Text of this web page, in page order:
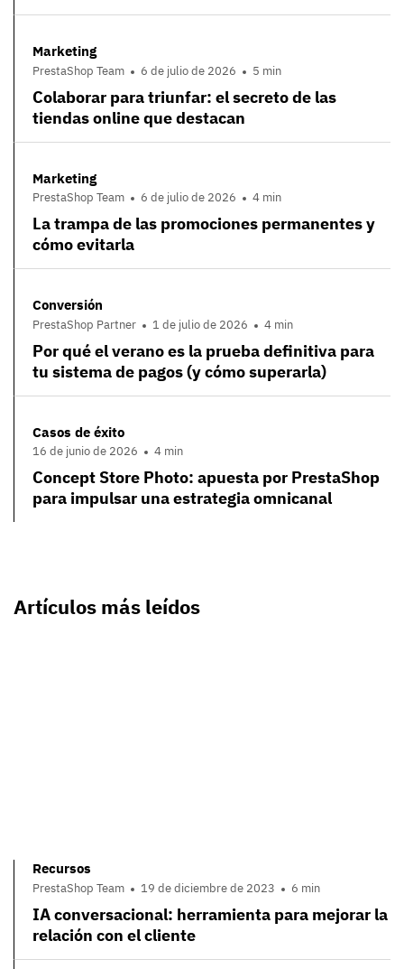
Marketing
PrestaShop Team 6 de julio de 2026 5 min
Colaborar para triunfar: el secreto de las
tiendas online que destacan
Marketing
PrestaShop Team 6 de julio de 2026 4 min
La trampa de las promociones permanentes y
cómo evitarla
Conversión
PrestaShop Partner 1 de julio de 2026 4 min
Por qué el verano es la prueba definitiva para
tu sistema de pagos (y cómo superarla)
Casos de éxito
16 de junio de 2026 4 min
Concept Store Photo: apuesta por PrestaShop
para impulsar una estrategia omnicanal
Artículos más leídos
Recursos
PrestaShop Team 19 de diciembre de 2023 6 min
IA conversacional: herramienta para mejorar la
relación con el cliente